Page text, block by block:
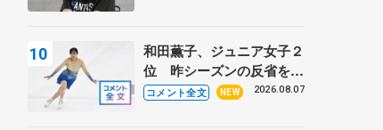
和田薫子、ジュニア女子２
位 昨シーズンの反省を胸
に【みなとアクルス杯フリ
コメント全文 NEW 2026.08.07